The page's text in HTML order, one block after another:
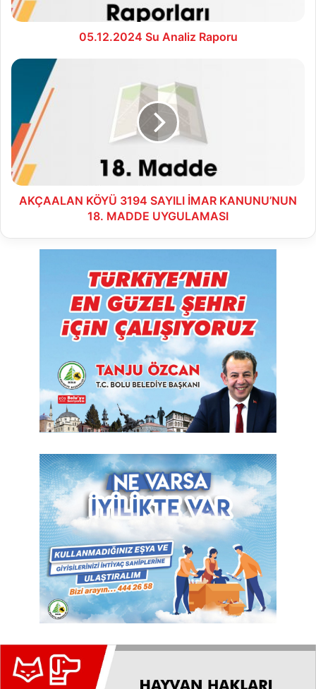
05.12.2024 Su Analiz Raporu
AKÇAALAN
SAYILI
İMAR
KANUNU’NUN
18.
MADDE
UYGULAMASI
AKÇAALAN KÖYÜ 3194 SAYILI İMAR KANUNU’NUN
18. MADDE UYGULAMASI